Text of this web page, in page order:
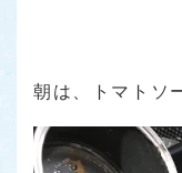
朝は、トマトソ